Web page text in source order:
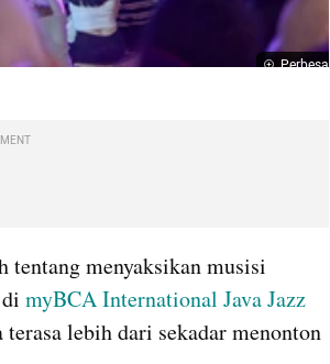
Perbesar
tentang menyaksikan musisi
myBCA International Java Jazz
lebih dari sekadar menonton